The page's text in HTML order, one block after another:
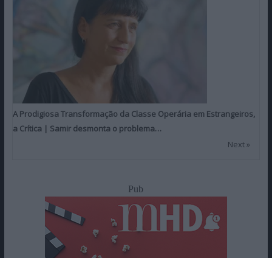
A Prodigiosa Transformação da Classe Operária em Estrangeiros,
a Crítica | Samir desmonta o problema…
Next »
Pub